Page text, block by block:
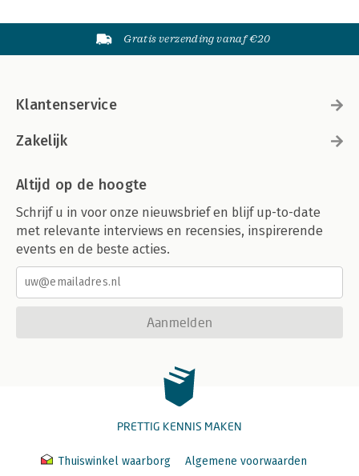
Gratis verzending vanaf €20
Klantenservice
Zakelijk
Altijd op de hoogte
Schrijf u in voor onze nieuwsbrief en blijf up-to-date
met relevante interviews en recensies, inspirerende
events en de beste acties.
Aanmelden
PRETTIG KENNIS MAKEN
Thuiswinkel waarborg Algemene voorwaarden